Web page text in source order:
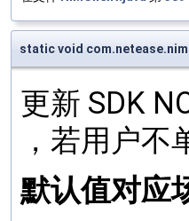
static void
更新 SDK
，若用户
默认值对应